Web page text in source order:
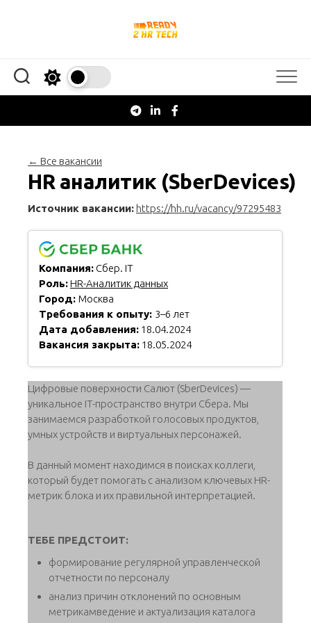
← Все вакансии
HR аналитик (SberDevices)
Источник вакансии: https://hh.ru/vacancy/97295483
Компания: Сбер. IT
Роль:HR-Аналитик данных
Город: Москва
Требования к опыту: 3–6 лет
Дата добавления: 18.04.2024
Вакансия закрыта: 18.05.2024
Цифровые поверхности Салют (SberDevices) —
уникальное IT-пространство внутри Сбера. Мы
занимаемся разработкой голосовых продуктов,
умных устройств и виртуальных персонажей.
В данный момент находимся в поисках коллеги,
который будет помогать с анализом ключевых HR-
метрик блока и их правильной интерпретацией.
ТЕБЕ ПРЕДСТОИТ:
формирование регулярной управленческой
отчетности по персоналу
анализ причин отклонений по основным
метрикамведение и актуализация каталога